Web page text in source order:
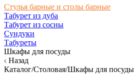
Стулья барные и столы барные
Табурет из дуба
Табурет из сосны
Сундуки
Табуреты
Шкафы для посуды
Назад
Каталог/Столовая/Шкафы для посуды